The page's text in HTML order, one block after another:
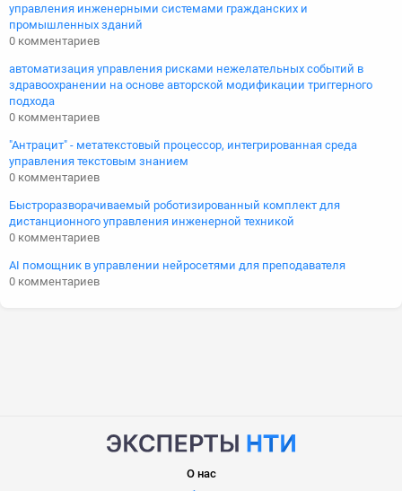
управления инженерными системами гражданских и
промышленных зданий
0 комментариев
автоматизация управления рисками нежелательных событий в
здравоохранении на основе авторской модификации триггерного
подхода
0 комментариев
"Антрацит" - метатекстовый процессор, интегрированная среда
управления текстовым знанием
0 комментариев
Быстроразворачиваемый роботизированный комплект для
дистанционного управления инженерной техникой
0 комментариев
AI помощник в управлении нейросетями для преподавателя
0 комментариев
О нас